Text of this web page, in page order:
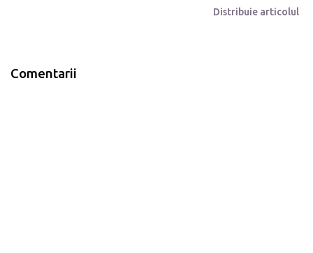
Distribuie articolul
Comentarii